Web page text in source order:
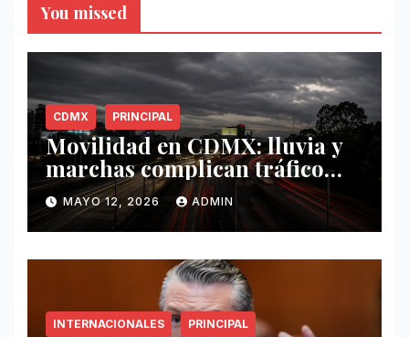
You missed
CDMX PRINCIPAL
Movilidad en CDMX: lluvia y
marchas complican tráfico
este 12 de mayo
MAYO 12, 2026 ADMIN
INTERNACIONALES PRINCIPAL